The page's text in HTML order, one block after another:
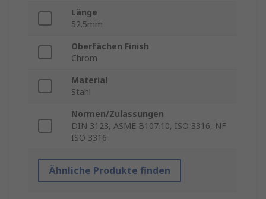
Länge
52.5mm
Oberfächen Finish
Chrom
Material
Stahl
Normen/Zulassungen
DIN 3123, ASME B107.10, ISO 3316, NF
ISO 3316
Ähnliche Produkte finden